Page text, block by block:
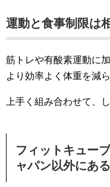
運動と食事制限は
筋トレや有酸素運動に
より効率よく体重を減ら
上手く組み合わせて、
フィットキュー
ャパン以外にあ